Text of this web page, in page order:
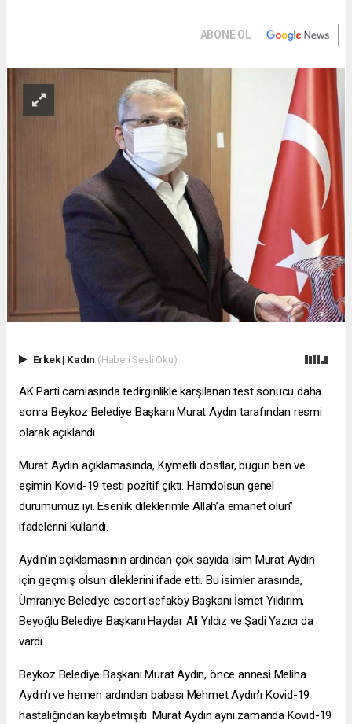
ABONE OL
Erkek| Kadın (Haberi Sesli Oku)
AK Parti camiasında tedirginlikle karşılanan test sonucu daha
sonra Beykoz Belediye Başkanı Murat Aydın tarafından resmi
olarak açıklandı.
Murat Aydın açıklamasında, Kıymetli dostlar, bugün ben ve
eşimin Kovid-19 testi pozitif çıktı. Hamdolsun genel
durumumuz iyi. Esenlik dileklerimle Allah’a emanet olun”
ifadelerini kullandı.
Aydın’ın açıklamasının ardından çok sayıda isim Murat Aydın
için geçmiş olsun dileklerini ifade etti. Bu isimler arasında,
Ümraniye Belediye escort sefaköyBaşkanı İsmet Yıldırım,
Beyoğlu Belediye Başkanı Haydar Ali Yıldız ve Şadi Yazıcı da
vardı.
Beykoz Belediye Başkanı Murat Aydın, önce annesi Meliha
Aydın'ı ve hemen ardından babası Mehmet Aydın'ı Kovid-19
hastalığından kaybetmişiti. Murat Aydın aynı zamanda Kovid-19